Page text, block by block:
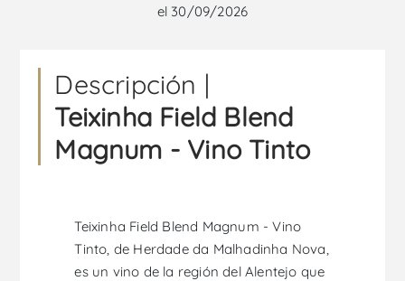
el 30/09/2026
Descripción |
Teixinha Field Blend
Magnum - Vino Tinto
Teixinha Field Blend Magnum - Vino
Tinto, de Herdade da Malhadinha Nova,
es un vino de la región del Alentejo que